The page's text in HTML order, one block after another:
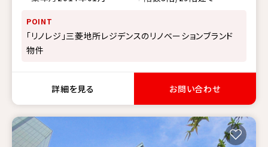
POINT
「リノレジ」三菱地所レジデンスのリノベーションブランド
物件
詳細を見る お問い合わせ